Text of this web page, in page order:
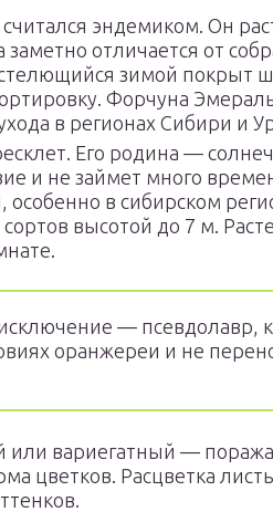
эндемиком. Он
отличается от
зимой покрыт
Форчуна
в регионах Сибири и
Его родина —
и не займет много
в сибирском
высотой до 7 м.
— псевдолавр,
оранжереи и не
или вариегатный —
цветков. Расцветка